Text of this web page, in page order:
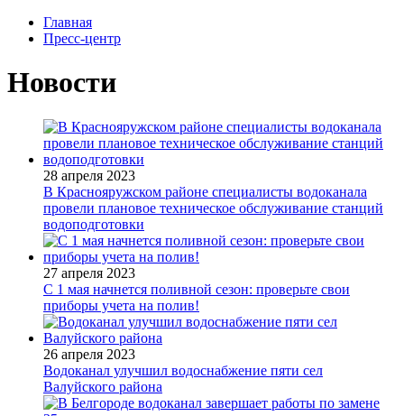
Главная
Пресс-центр
Новости
28 апреля 2023
В Краснояружском районе специалисты водоканала
провели плановое техническое обслуживание станций
водоподготовки
27 апреля 2023
С 1 мая начнется поливной сезон: проверьте свои
приборы учета на полив!
26 апреля 2023
Водоканал улучшил водоснабжение пяти сел
Валуйского района